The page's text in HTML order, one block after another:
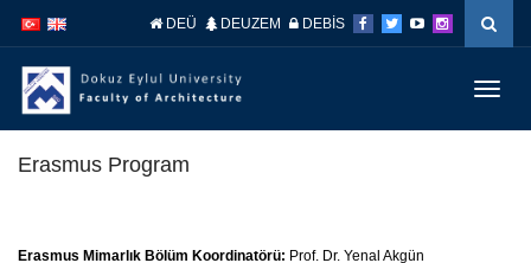
atla
atla
DEÜ DEUZEM DEBİS
Erasmus Program
Erasmus Mimarlık Bölüm Koordinatörü: Prof. Dr. Yenal Akgün